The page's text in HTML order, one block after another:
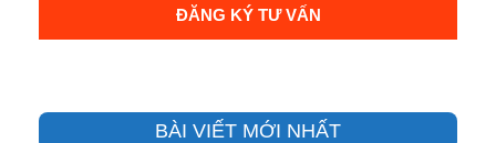
BÀI VIẾT MỚI NHẤT